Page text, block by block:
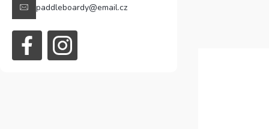
paddleboardy@email.cz
trvanlivost,